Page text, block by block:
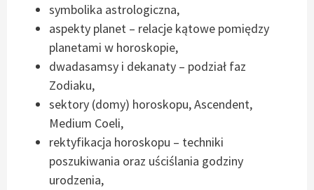
symbolika astrologiczna,
aspekty planet – relacje kątowe pomiędzy
planetami w horoskopie,
dwadasamsy i dekanaty – podział faz
Zodiaku,
sektory (domy) horoskopu, Ascendent,
Medium Coeli,
rektyfikacja horoskopu – techniki
poszukiwania oraz uściślania godziny
urodzenia,